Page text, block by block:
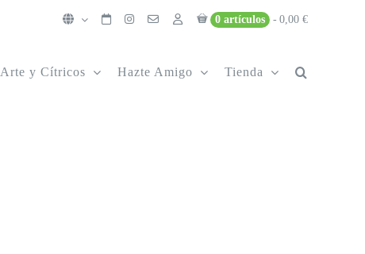
0 artículos 0,00 €
Arte y Cítricos Hazte Amigo Tienda